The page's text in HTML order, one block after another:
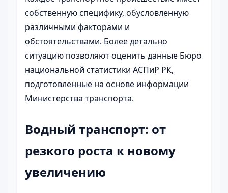
собственную специфику, обусловленную
различными факторами и
обстоятельствами. Более детально
ситуацию позволяют оценить данные Бюро
национальной статистики АСПиР РК,
подготовленные на основе информации
Министерства транспорта.
Водный транспорт: от
резкого роста к новому
увеличению